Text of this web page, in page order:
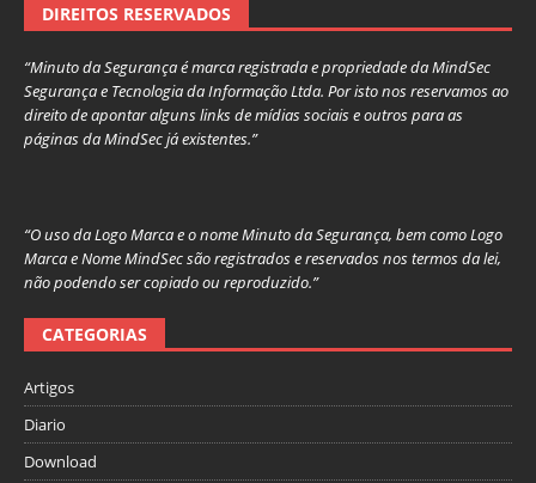
DIREITOS RESERVADOS
“Minuto da Segurança é marca registrada e propriedade da MindSec
Segurança e Tecnologia da Informação Ltda. Por isto nos reservamos ao
direito de apontar alguns links de mídias sociais e outros para as
páginas da MindSec já existentes.”
“O uso da Logo Marca e o nome Minuto da Segurança, bem como Logo
Marca e Nome MindSec são registrados e reservados nos termos da lei,
não podendo ser copiado ou reproduzido.”
CATEGORIAS
Artigos
Diario
Download